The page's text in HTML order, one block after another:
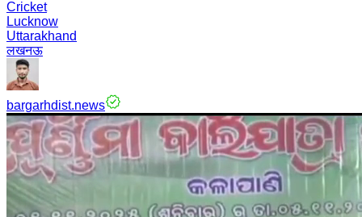
Cricket
Lucknow
Uttarakhand
लखनऊ
bargarhdist.news